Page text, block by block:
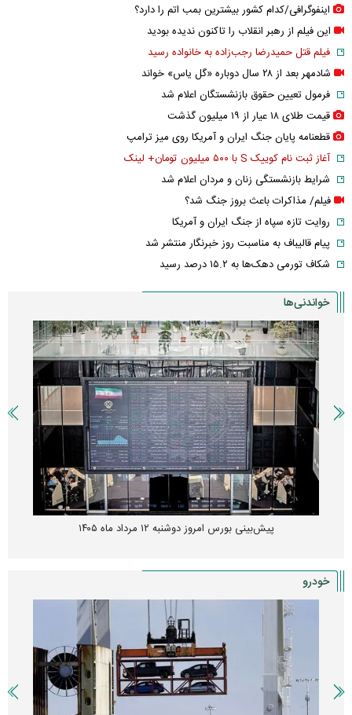
اینفوگرافی/کدام کشور بیشترین بمب اتم را دارد؟
این فیلم از رهبر انقلاب را تاکنون ندیده بودید
فیلم قتل حمیدرضا رجب‌زاده به خانواده رسید
شادمهر بعد از ۲۸ سال دوباره «گل یاس» خواند
فرمول تعیین حقوق بازنشستگان اعلام شد
قیمت طلای ۱۸ عیار از ۱۹ میلیون گذشت
قطعنامه پایان جنگ ایران و آمریکا روی میز ترامپ
آغاز ثبت نام کوییک S با ۵۰۰ میلیون تومان+ لینک
شرایط بازنشستگی زنان و مردان اعلام شد
فیلم/ مذاکرات باعث بروز جنگ شد؟
روایت تازه سپاه از جنگ ایران و آمریکا
پیام قالیباف به مناسبت روز خبرنگار منتشر شد
شکاف تورمی دهک‌ها به ۱۵.۲ درصد رسید
خواندنی‌ها
پیش‌بینی بورس امروز دوشنبه ۱۲ مرداد ماه ۱۴۰۵
خودرو